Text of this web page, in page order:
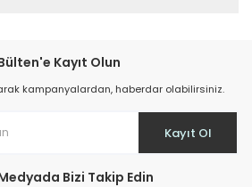
Kayıt Olun
kampanyalardan, haberdar olabilirsiniz.
Kayıt Ol
Bizi Takip Edin